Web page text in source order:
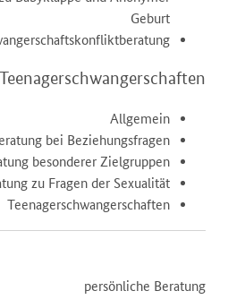
Geburt
Teenagerschwangerschaften
Allgemein
bei Beziehungsfragen
besonderer Zielgruppen
zu Fragen der Sexualität
Teenagerschwangerschaften
persönliche Beratung